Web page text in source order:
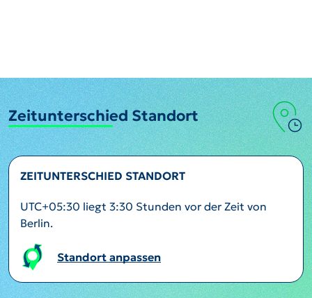
Zeitunterschied Standort
ZEITUNTERSCHIED STANDORT
UTC+05:30 liegt 3:30 Stunden vor der Zeit von
Berlin.
Standort anpassen